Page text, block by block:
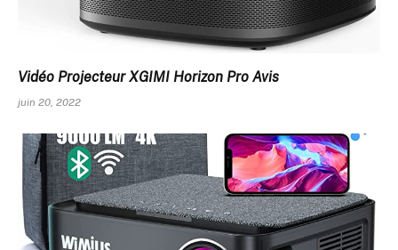
Vidéo Projecteur XGIMI Horizon Pro Avis
juin 20, 2022